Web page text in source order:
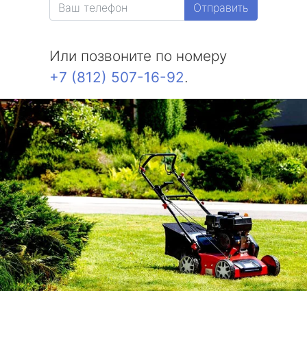
Отправить
Или позвоните по номеру
+7 (812) 507-16-92.